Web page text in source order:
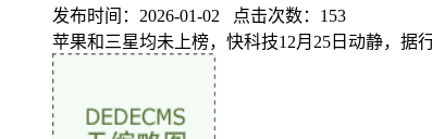
发布时间：2026-01-02 点击次数：153
苹果和三星均未上榜，快科技12月25日动静，据